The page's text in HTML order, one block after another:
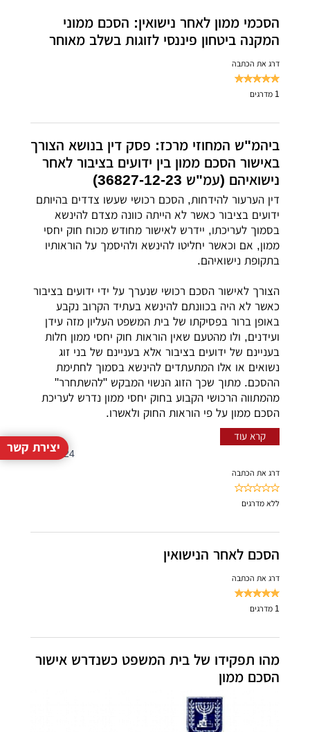
הסכמי ממון לאחר נישואין: הסכם ממוני
המקנה ביטחון פיננסי לזוגות בשלב מאוחר
דרג את הכתבה
1 מדרגים
ביהמ"ש המחוזי מרכז: פסק דין בנושא הצורך
באישור הסכם ממון בין ידועים בציבור לאחר
נישואיהם (עמ"ש 36827-12-23)
דין הערעור להידחות, הסכם רכושי שעשו צדדים בהיותם
ידועים בציבור כאשר לא הייתה כוונה מצדם להינשא
בסמוך לעריכתו, יידרש לאישור מחודש מכוח חוק יחסי
ממון, אם וכאשר יחליטו להינשא ולהיסמך על הוראותיו
בתקופת נישואיהם.
הצורך לאישור הסכם רכושי שנערך על ידי ידועים בציבור
כאשר לא היה בכוונתם להינשא בעתיד הקרוב נקבע
באופן ברור בפסיקתו של בית המשפט העליון מזה עידן
ועידנים, ולו מהטעם שאין הוראות חוק יחסי ממון חלות
בעניינם של ידועים בציבור אלא בעניינם של בני זוג
נשואים או אלו המתעתדים להינשא בסמוך לחתימת
ההסכם. מתוך שכך הזוג הנשוי המבקש "להשתחרר"
מהמתווה הרכושי הקבוע בחוק יחסי ממון נדרש לעריכת
הסכם ממון על פי הוראות החוק ולאשרו.
קרא עוד
4/07/2024
דרג את הכתבה
ללא מדרגים
הסכם לאחר הנישואין
דרג את הכתבה
1 מדרגים
מהו תפקידו של בית המשפט כשנדרש אישור
הסכם ממון
יצירת קשר